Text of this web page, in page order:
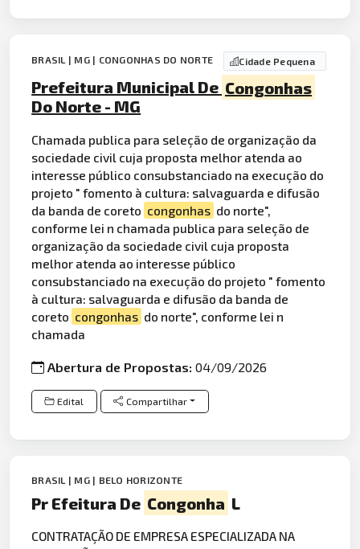
BRASIL | MG | CONGONHAS DO NORTE Cidade Pequena
Prefeitura Municipal De Congonhas
Do Norte - MG
Chamada publica para seleção de organização da
sociedade civil cuja proposta melhor atenda ao
interesse público consubstanciado na execução do
projeto " fomento à cultura: salvaguarda e difusão
da banda de coreto congonhas do norte",
conforme lei n chamada publica para seleção de
organização da sociedade civil cuja proposta
melhor atenda ao interesse público
consubstanciado na execução do projeto " fomento
à cultura: salvaguarda e difusão da banda de
coreto congonhas do norte", conforme lei n
chamada
Abertura de Propostas:04/09/2026
Edital Compartilhar
BRASIL | MG | BELO HORIZONTE
Pr Efeitura De Congonha L
CONTRATAÇÃO DE EMPRESA ESPECIALIZADA NA